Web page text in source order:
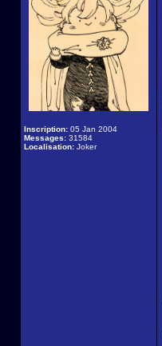
Inscription: 05 Jan 2004
Messages: 31584
Localisation: Joker